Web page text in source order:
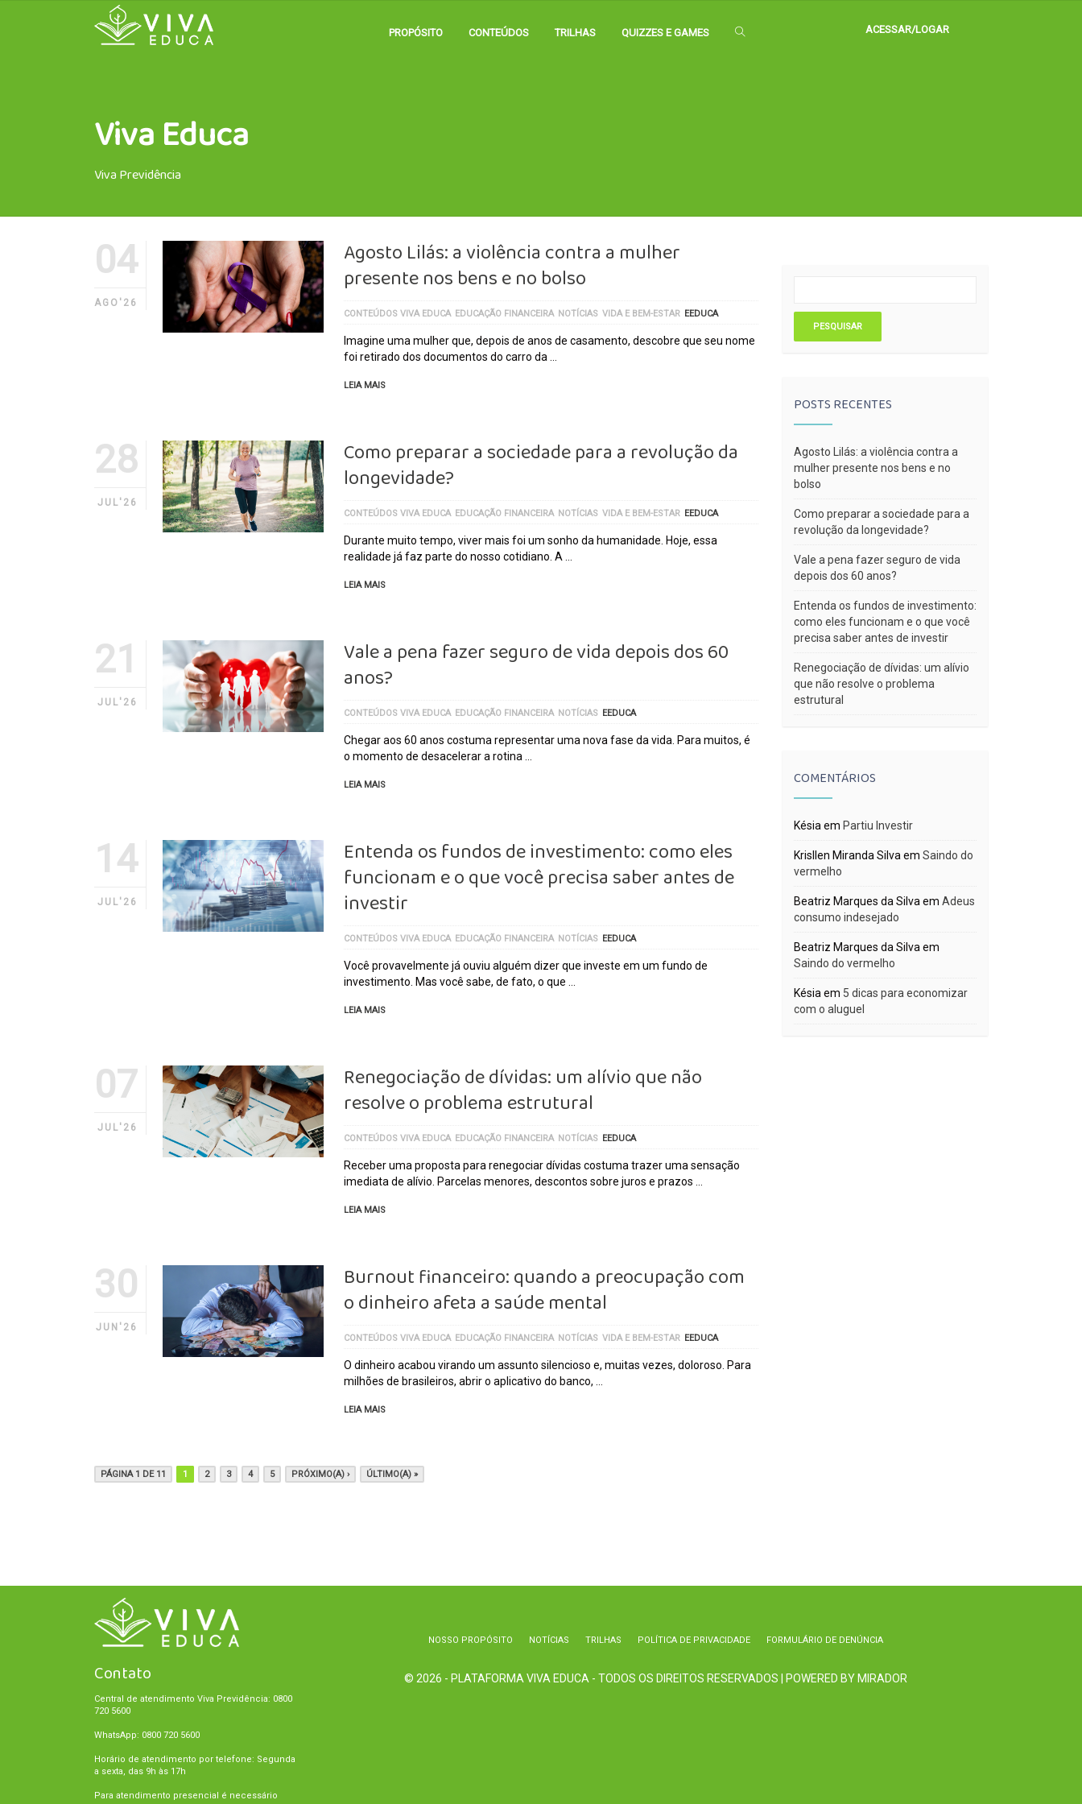
PROPÓSITO CONTEÚDOS TRILHAS QUIZZES E GAMES ACESSAR/LOGAR
Viva Educa
Viva Previdência
04
AGO'26
Agosto Lilás: a violência contra a mulher
presente nos bens e no bolso
CONTEÚDOS VIVA EDUCA EDUCAÇÃO FINANCEIRA NOTÍCIAS VIDA E BEM-ESTAR EEDUCA
Imagine uma mulher que, depois de anos de casamento, descobre que seu nome
foi retirado dos documentos do carro da …
LEIA MAIS
28
JUL'26
Como preparar a sociedade para a revolução da
longevidade?
CONTEÚDOS VIVA EDUCA EDUCAÇÃO FINANCEIRA NOTÍCIAS VIDA E BEM-ESTAR EEDUCA
Durante muito tempo, viver mais foi um sonho da humanidade. Hoje, essa
realidade já faz parte do nosso cotidiano. A …
LEIA MAIS
21
JUL'26
Vale a pena fazer seguro de vida depois dos 60
anos?
CONTEÚDOS VIVA EDUCA EDUCAÇÃO FINANCEIRA NOTÍCIAS EEDUCA
Chegar aos 60 anos costuma representar uma nova fase da vida. Para muitos, é
o momento de desacelerar a rotina …
LEIA MAIS
14
JUL'26
Entenda os fundos de investimento: como eles
funcionam e o que você precisa saber antes de
investir
CONTEÚDOS VIVA EDUCA EDUCAÇÃO FINANCEIRA NOTÍCIAS EEDUCA
Você provavelmente já ouviu alguém dizer que investe em um fundo de
investimento. Mas você sabe, de fato, o que …
LEIA MAIS
07
JUL'26
Renegociação de dívidas: um alívio que não
resolve o problema estrutural
CONTEÚDOS VIVA EDUCA EDUCAÇÃO FINANCEIRA NOTÍCIAS EEDUCA
Receber uma proposta para renegociar dívidas costuma trazer uma sensação
imediata de alívio. Parcelas menores, descontos sobre juros e prazos …
LEIA MAIS
30
JUN'26
Burnout financeiro: quando a preocupação com
o dinheiro afeta a saúde mental
CONTEÚDOS VIVA EDUCA EDUCAÇÃO FINANCEIRA NOTÍCIAS VIDA E BEM-ESTAR EEDUCA
O dinheiro acabou virando um assunto silencioso e, muitas vezes, doloroso. Para
milhões de brasileiros, abrir o aplicativo do banco, …
LEIA MAIS
PÁGINA 1 DE 11 1 2 3 4 5 PRÓXIMO(A) › ÚLTIMO(A) »
POSTS RECENTES
Agosto Lilás: a violência contra a
mulher presente nos bens e no
bolso
Como preparar a sociedade para a
revolução da longevidade?
Vale a pena fazer seguro de vida
depois dos 60 anos?
Entenda os fundos de investimento:
como eles funcionam e o que você
precisa saber antes de investir
Renegociação de dívidas: um alívio
que não resolve o problema
estrutural
COMENTÁRIOS
Késia em Partiu Investir
Krisllen Miranda Silva em Saindo do
vermelho
Beatriz Marques da Silva em Adeus
consumo indesejado
Beatriz Marques da Silva em
Saindo do vermelho
Késia em 5 dicas para economizar
com o aluguel
Contato
Central de atendimento Viva Previdência: 0800
720 5600
WhatsApp: 0800 720 5600
Horário de atendimento por telefone: Segunda
a sexta, das 9h às 17h
Para atendimento presencial é necessário
NOSSO PROPÓSITO NOTÍCIAS TRILHAS POLÍTICA DE PRIVACIDADE FORMULÁRIO DE DENÚNCIA
© 2026 - PLATAFORMA VIVA EDUCA - TODOS OS DIREITOS RESERVADOS | POWERED BY MIRADOR